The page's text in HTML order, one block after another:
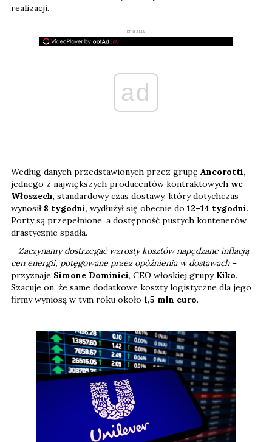
realizacji.
REKLAMA
ad
Według danych przedstawionych przez grupę Ancorotti,
jednego z największych producentów kontraktowych we
Włoszech, standardowy czas dostawy, który dotychczas
wynosił 8 tygodni, wydłużył się obecnie do 12–14 tygodni.
Porty są przepełnione, a dostępność pustych kontenerów
drastycznie spadła.
– Zaczynamy dostrzegać wzrosty kosztów napędzane inflacją
cen energii, potęgowane przez opóźnienia w dostawach–
przyznaje Simone Dominici, CEO włoskiej grupy Kiko.
Szacuje on, że same dodatkowe koszty logistyczne dla jego
firmy wyniosą w tym roku około 1,5 mln euro.